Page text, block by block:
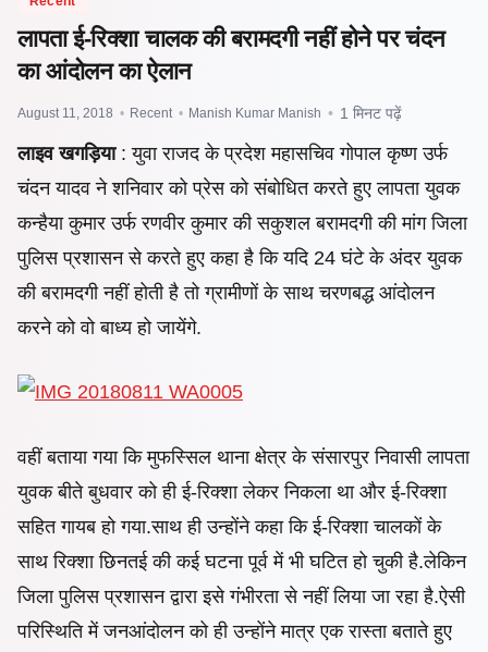
लापता ई-रिक्शा चालक की बरामदगी नहीं होने पर चंदन
का आंदोलन का ऐलान
August 11, 2018 • Recent • Manish Kumar Manish • 1 मिनट पढ़ें
लाइव खगड़िया: युवा राजद के प्रदेश महासचिव गोपाल कृष्ण उर्फ
चंदन यादव ने शनिवार को प्रेस को संबोधित करते हुए लापता युवक
कन्हैया कुमार उर्फ रणवीर कुमार की सकुशल बरामदगी की मांग जिला
पुलिस प्रशासन से करते हुए कहा है कि यदि 24 घंटे के अंदर युवक
की बरामदगी नहीं होती है तो ग्रामीणों के साथ चरणबद्ध आंदोलन
करने को वो बाध्य हो जायेंगे.
वहीं बताया गया कि मुफस्सिल थाना क्षेत्र के संसारपुर निवासी लापता
युवक बीते बुधवार को ही ई-रिक्शा लेकर निकला था और ई-रिक्शा
सहित गायब हो गया.साथ ही उन्होंने कहा कि ई-रिक्शा चालकों के
साथ रिक्शा छिनतई की कई घटना पूर्व में भी घटित हो चुकी है.लेकिन
जिला पुलिस प्रशासन द्वारा इसे गंभीरता से नहीं लिया जा रहा है.ऐसी
परिस्थिति में जनआंदोलन को ही उन्होंने मात्र एक रास्ता बताते हुए